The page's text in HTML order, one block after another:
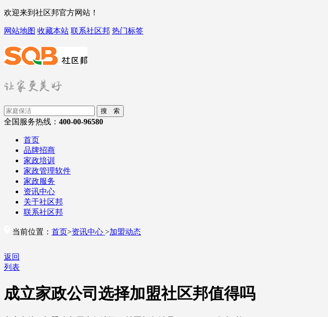
欢迎来到社区邦官方网站！
网站地图 收藏本站 联系社区邦 热门标签
搜 索
全国服务热线： 400-00-96580
首页
品牌招商
家政培训
家政管理软件
家政服务
资讯中心
关于社区邦
联系社区邦
当前位置： 首页>资讯中心 >加盟动态
返回
列表
成立家政公司选择加盟社区邦值得吗